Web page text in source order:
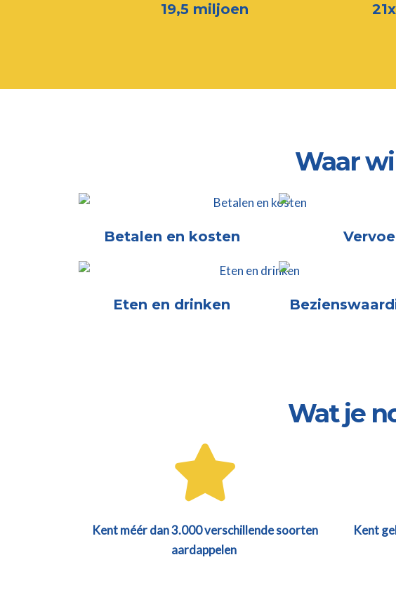
19,5 miljoen
Waar
Betalen en kosten
Eten en drinken
Wat je
Kent méér dan 3.000 verschillende soorten
aardappelen
Kent